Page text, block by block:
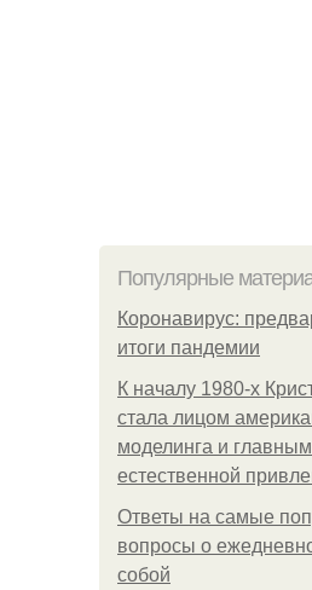
Популярные
Коронавирус:
итоги пандемии
К началу 1980-х
стала лицом
моделинга и
естественной
Ответы на самые
вопросы о
собой